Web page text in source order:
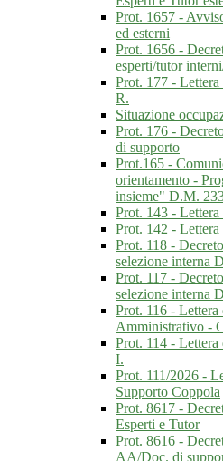
Prot. 1657 -
ed esterni
Prot. 1656 -
esperti/tutor
Prot. 177 -
R.
Situazione
Prot. 176 -
di supporto
Prot.165 -
orientamento -
insieme" D.M.
Prot. 143 -
Prot. 142 -
Prot. 118 -
selezione interna
Prot. 117 -
selezione interna
Prot. 116 -
Amministrativo -
Prot. 114 -
I.
Prot. 111/2026 -
Supporto Coppola
Prot. 8617 -
Esperti e Tutor
Prot. 8616 -
AA/Doc. di